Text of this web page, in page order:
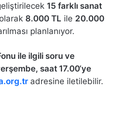
15 farklı sanat
8.000 TL ile 20.000
planlanıyor.
ile ilgili soru ve
saat 17.00‘ye
adresine iletilebilir.